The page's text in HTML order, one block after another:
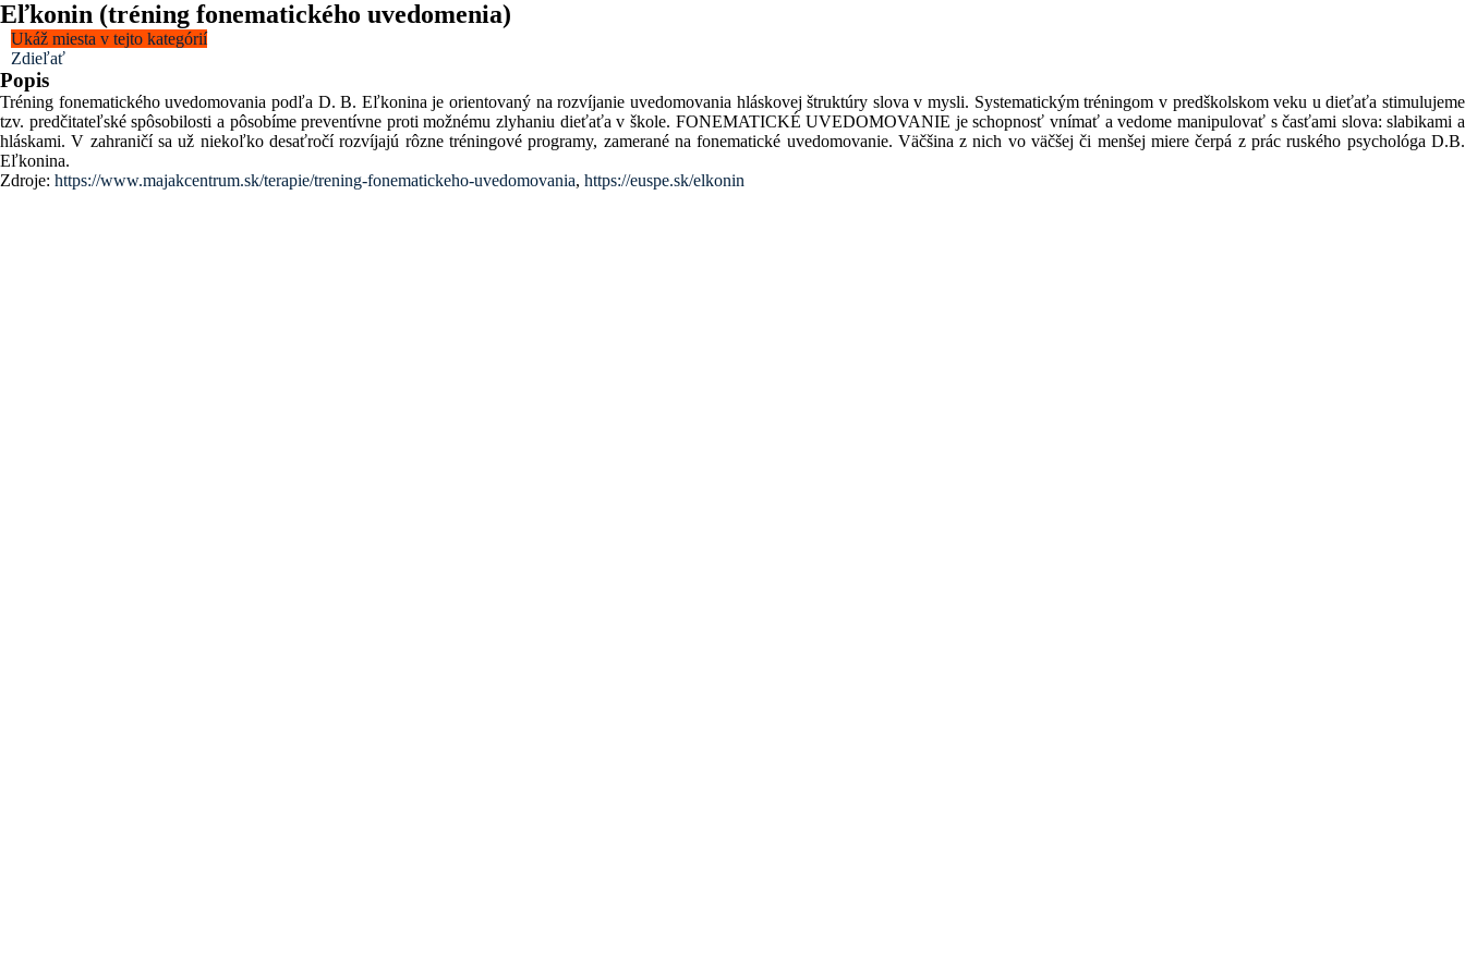
Eľkonin (tréning fonematického uvedomenia)
Ukáž miesta v tejto kategórií
Zdieľať
Popis
Tréning fonematického uvedomovania podľa D. B. Eľkonina je orientovaný na rozvíjanie uvedomovania hláskovej štruktúry slova v mysli. Systematickým tréningom v predškolskom veku u dieťaťa stimulujeme
tzv. predčitateľské spôsobilosti a pôsobíme preventívne proti možnému zlyhaniu dieťaťa v škole. FONEMATICKÉ UVEDOMOVANIE je schopnosť vnímať a vedome manipulovať s časťami slova: slabikami a
hláskami. V zahraničí sa už niekoľko desaťročí rozvíjajú rôzne tréningové programy, zamerané na fonematické uvedomovanie. Väčšina z nich vo väčšej či menšej miere čerpá z prác ruského psychológa D.B.
Eľkonina.
Zdroje: https://www.majakcentrum.sk/terapie/trening-fonematickeho-uvedomovania, https://euspe.sk/elkonin